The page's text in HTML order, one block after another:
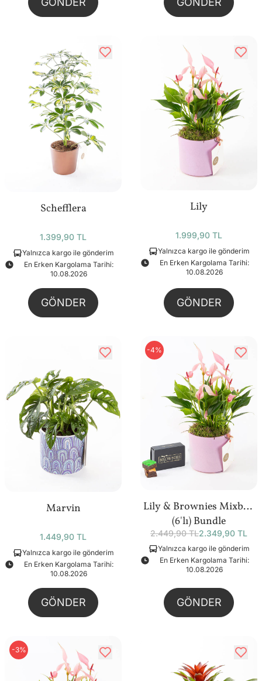
Schefflera
1.399,90 TL
Yalnızca kargo ile gönderim
En Erken Kargolama Tarihi:
10.08.2026
GÖNDER
Lily
1.999,90 TL
Yalnızca kargo ile gönderim
En Erken Kargolama Tarihi:
10.08.2026
GÖNDER
Marvin
1.449,90 TL
Yalnızca kargo ile gönderim
En Erken Kargolama Tarihi:
10.08.2026
GÖNDER
-4%
Lily & Brownies Mixbox
(6'lı) Bundle
2.449,90 TL2.349,90 TL
Yalnızca kargo ile gönderim
En Erken Kargolama Tarihi:
10.08.2026
GÖNDER
-3%